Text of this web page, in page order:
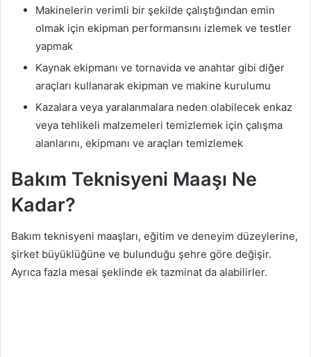
Makinelerin verimli bir şekilde çalıştığından emin
olmak için ekipman performansını izlemek ve testler
yapmak
Kaynak ekipmanı ve tornavida ve anahtar gibi diğer
araçları kullanarak ekipman ve makine kurulumu
Kazalara veya yaralanmalara neden olabilecek enkaz
veya tehlikeli malzemeleri temizlemek için çalışma
alanlarını, ekipmanı ve araçları temizlemek
Bakım Teknisyeni Maaşı Ne
Kadar?
Bakım teknisyeni maaşları, eğitim ve deneyim düzeylerine,
şirket büyüklüğüne ve bulunduğu şehre göre değişir.
Ayrıca fazla mesai şeklinde ek tazminat da alabilirler.